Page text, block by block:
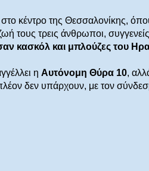
στο κέντρο της Θεσσαλονίκης,
τους τρεις άνθρωποι,
κασκόλ και μπλούζες του
η Αυτόνομη Θύρα 10,
δεν υπάρχουν, με τον